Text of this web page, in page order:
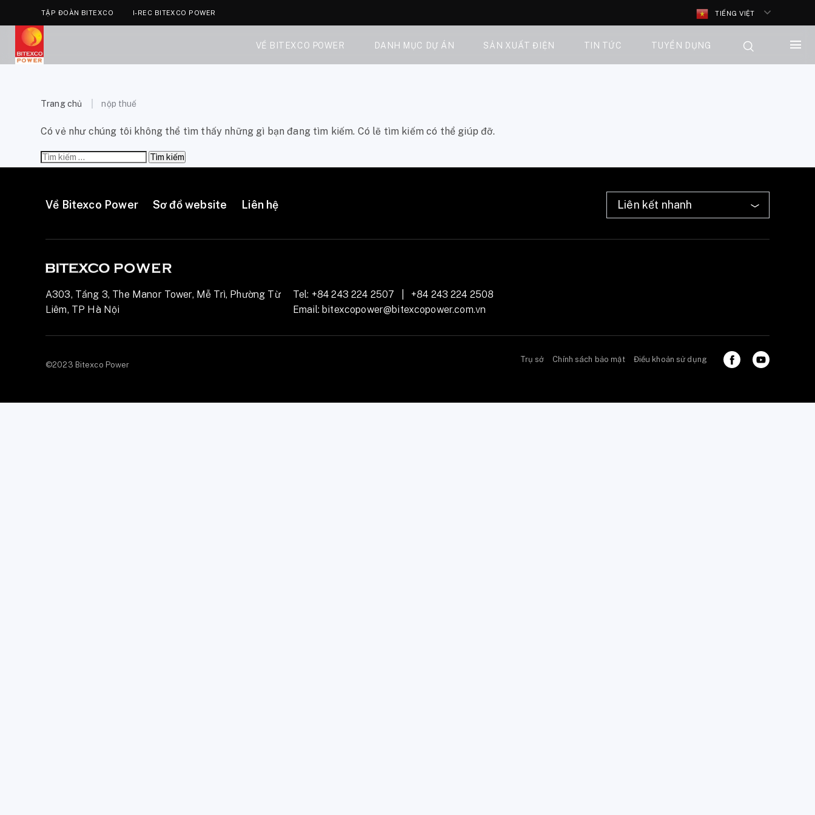
TẬP ĐOÀN BITEXCO I-REC BITEXCO POWER TIẾNG VIỆT
VỀ BITEXCO POWER DANH MỤC DỰ ÁN SẢN XUẤT ĐIỆN TIN TỨC TUYỂN DỤNG
Trang chủ nộp thuế
Có vẻ như chúng tôi không thể tìm thấy những gì bạn đang tìm kiếm. Có lẽ tìm kiếm có thể giúp đỡ.
Tìm
kiếm
Về Bitexco Power Sơ đồ website Liên hệ
A303, Tầng 3, The Manor Tower, Mễ Trì, Phường Từ
Liêm, TP Hà Nội
Tel: +84 243 224 2507
+84 243 224 2508
Email: bitexcopower@bitexcopower.com.vn
©2023 Bitexco Power
Trụ sở Chính sách bảo mật Điều khoản sử dụng